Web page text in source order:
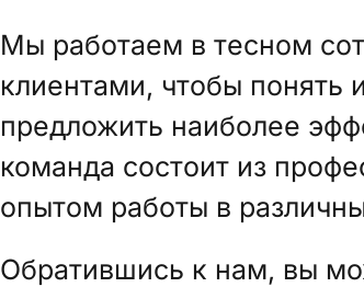
Мы работаем в тесном
клиентами, чтобы понять
предложить наиболее
команда состоит из
опытом работы в
Обратившись к нам, вы